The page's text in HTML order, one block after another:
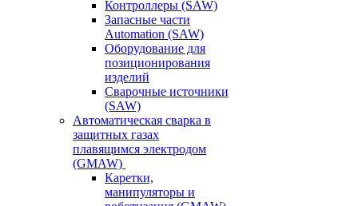
Контроллеры (SAW)
Запасные части
Automation (SAW)
Оборудование для
позиционирования
изделий
Сварочные источники
(SAW)
Автоматическая сварка в
защитных газах
плавящимся электродом
(GMAW)
Каретки,
манипуляторы и